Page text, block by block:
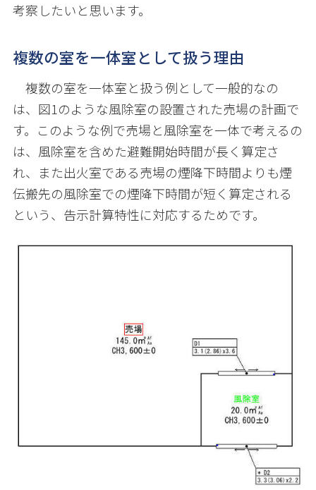
考察したいと思います。
複数の室を一体室として扱う理由
複数の室を一体室と扱う例として一般的なの
は、図1 のような風除室の設置された売場の計画で
す。このような例で売場と風除室を一体で考えるの
は、風除室を含めた避難開始時間が長く算定さ
れ、また出火室である売場の煙降下時間よりも煙
伝搬先の風除室での煙降下時間が短く算定される
という、告示計算特性に対応するためです。